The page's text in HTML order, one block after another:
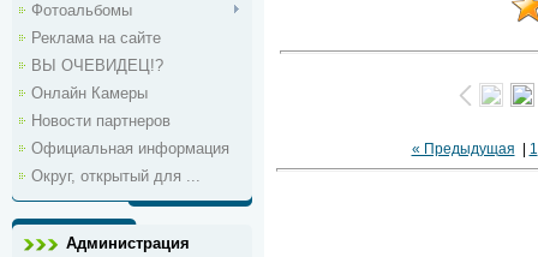
Фотоальбомы
Реклама на сайте
ВЫ ОЧЕВИДЕЦ!?
Онлайн Камеры
Новости партнеров
Официальная информация
Округ, открытый для ...
Администрация
« Предыдущая 1